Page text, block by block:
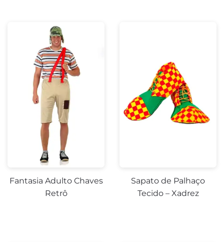
Fantasia Adulto Chaves
Retrô
Sapato de Palhaço
Tecido – Xadrez